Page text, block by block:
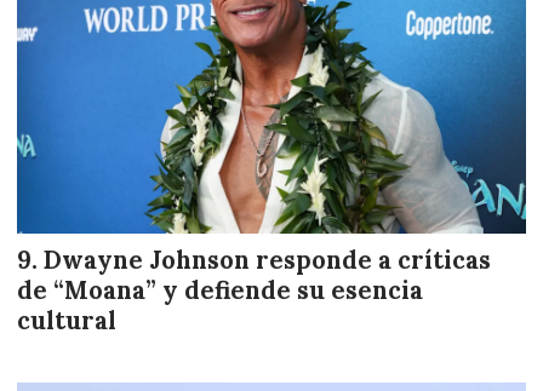
Dwayne Johnson responde a críticas
de “Moana” y defiende su esencia
cultural